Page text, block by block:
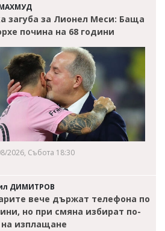
загуба за Лионел Меси: Баща
почина на 68 години
2026, Събота 18:30
ДИМИТРОВ
вече държат телефона по
но при смяна избират по-
изплащане